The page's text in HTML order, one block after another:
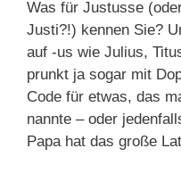
Was für Justusse
Justi?!) kennen Sie?
auf -us wie Julius,
prunkt ja sogar mit
Code für etwas, das
nannte – oder
Papa hat das große